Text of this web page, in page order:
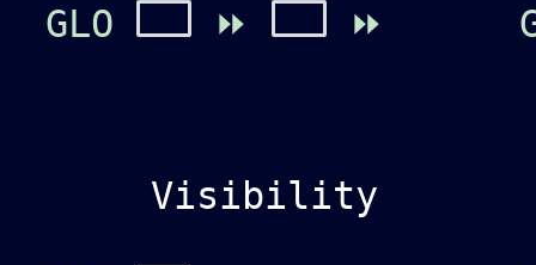
GLO
⏩ ⏩
Visibility